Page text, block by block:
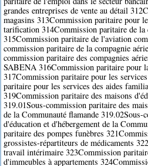
grandes entreprises de vente au détail
magasins 313Commission paritaire pour
tarification 314Commission paritaire de la
315Commission paritaire de l'aviation
commission paritaire de la compagnie
commission paritaire des compagnies
SABENA 316Commission paritaire pour
317Commission paritaire pour les
paritaire pour les services des aides
319Commission paritaire des maisons
319.01Sous-commission paritaire des
de la Communauté flamande
d'éducation et d'hébergement de la
paritaire des pompes funèbres
grossistes-répartiteurs de médicaments
travail intérimaire 323Commission
d'immeubles à appartements